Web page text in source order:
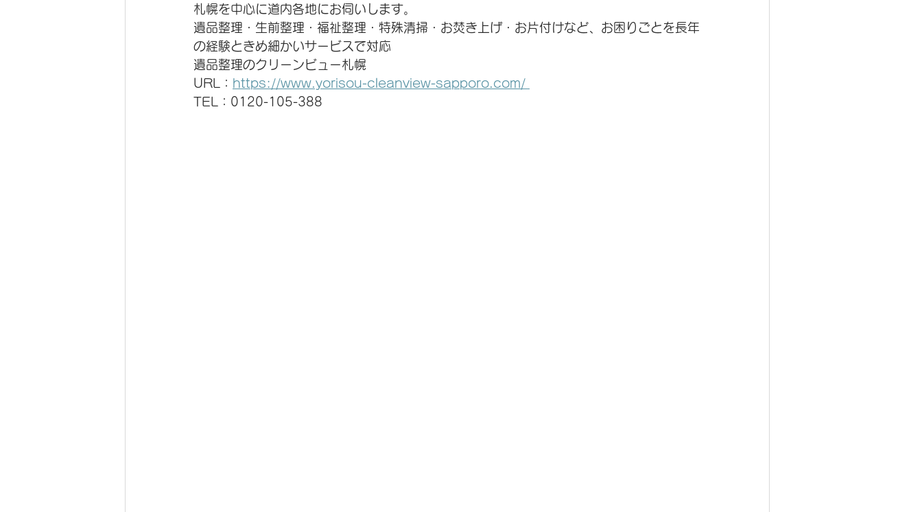
札幌を中心に道内各地にお伺いします。
遺品整理・生前整理・福祉整理・特殊清掃・お焚き上げ・お片付けなど、お困りごとを長年
の経験ときめ細かいサービスで対応
遺品整理のクリーンビュー札幌
URL： https://www.yorisou-cleanview-sapporo.com/
TEL：0120-105-388